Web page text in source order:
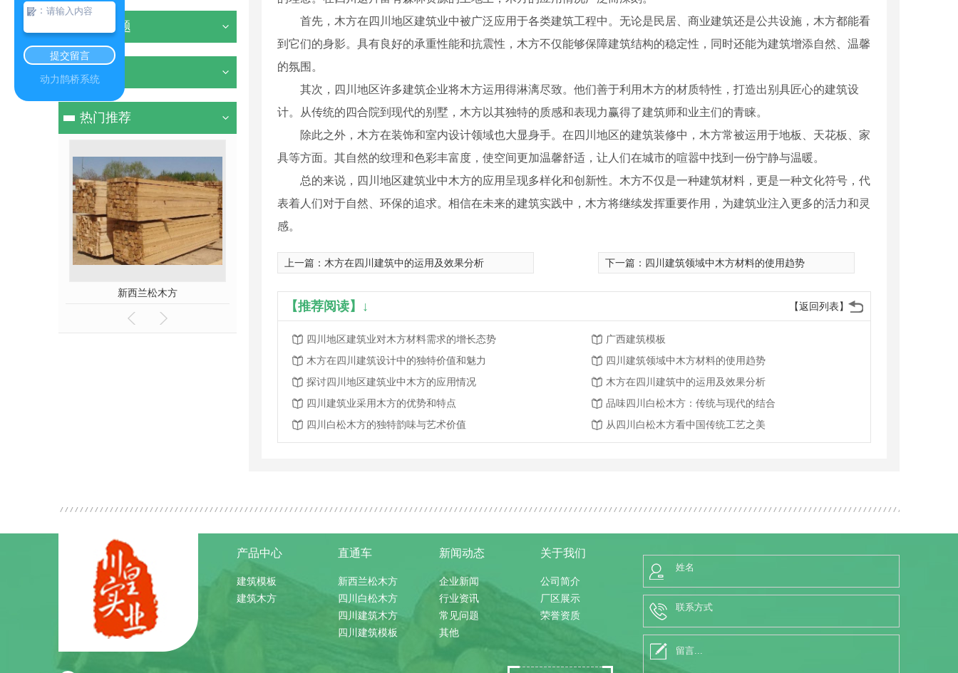
常见问题
其他
热门推荐
新西兰松木方
首先，木方在四川地区建筑业中被广泛应用于各类建筑工程中。无论是民居、商业建筑还是公共设施，木方都能看
到它们的身影。具有良好的承重性能和抗震性，木方不仅能够保障建筑结构的稳定性，同时还能为建筑增添自然、温馨
的氛围。
其次，四川地区许多建筑企业将木方运用得淋漓尽致。他们善于利用木方的材质特性，打造出别具匠心的建筑设
计。从传统的四合院到现代的别墅，木方以其独特的质感和表现力赢得了建筑师和业主们的青睐。
除此之外，木方在装饰和室内设计领域也大显身手。在四川地区的建筑装修中，木方常被运用于地板、天花板、家
具等方面。其自然的纹理和色彩丰富度，使空间更加温馨舒适，让人们在城市的喧嚣中找到一份宁静与温暖。
总的来说，四川地区建筑业中木方的应用呈现多样化和创新性。木方不仅是一种建筑材料，更是一种文化符号，代
表着人们对于自然、环保的追求。相信在未来的建筑实践中，木方将继续发挥重要作用，为建筑业注入更多的活力和灵
感。
上一篇： 木方在四川建筑中的运用及效果分析 下一篇： 四川建筑领域中木方材料的使用趋势
【返回列表】
【推荐阅读】↓
四川地区建筑业对木方材料需求的增长态势
广西建筑模板
木方在四川建筑设计中的独特价值和魅力
四川建筑领域中木方材料的使用趋势
探讨四川地区建筑业中木方的应用情况
木方在四川建筑中的运用及效果分析
四川建筑业采用木方的优势和特点
品味四川白松木方：传统与现代的结合
四川白松木方的独特韵味与艺术价值
从四川白松木方看中国传统工艺之美
产品中心
建筑模板
建筑木方
直通车
新西兰松木方
四川白松木方
四川建筑木方
四川建筑模板
新闻动态
企业新闻
行业资讯
常见问题
其他
关于我们
公司简介
厂区展示
荣誉资质
：
提交留言
动力鹊桥系统